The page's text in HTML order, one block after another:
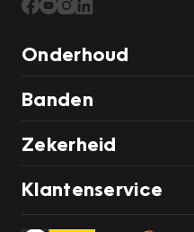
Onderhoud
Banden
Zekerheid
Klantenservice